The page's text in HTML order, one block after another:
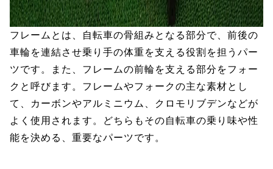
フレームとは、自転車の骨組みとなる部分で、前後の
車輪を連結させ乗り手の体重を支える役割を担うパー
ツです。また、フレームの前輪を支える部分をフォー
クと呼びます。フレームやフォークの主な素材とし
て、カーボンやアルミニウム、クロモリブデンなどが
よく使用されます。どちらもその自転車の乗り味や性
能を決める、重要なパーツです。